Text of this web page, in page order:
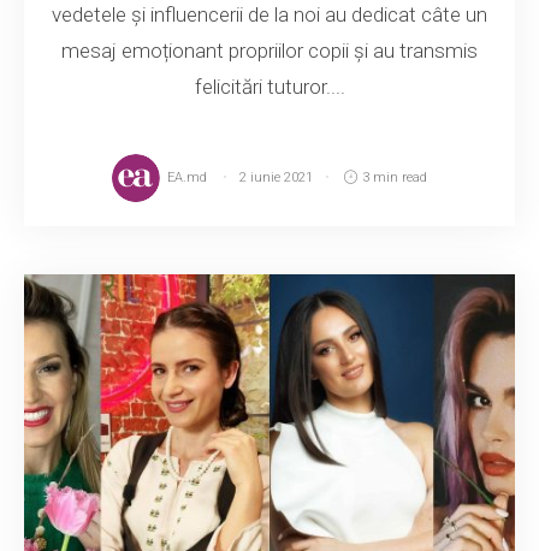
vedetele și influencerii de la noi au dedicat câte un
mesaj emoționant propriilor copii și au transmis
felicitări tuturor....
EA.md 2 iunie 2021 3 min read